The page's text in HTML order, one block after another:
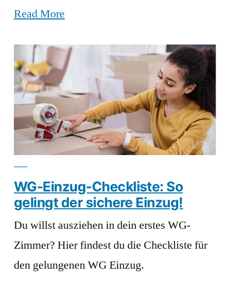
Read More
WG-Einzug-Checkliste: So
gelingt der sichere Einzug!
Du willst ausziehen in dein erstes WG-
Zimmer? Hier findest du die Checkliste für
den gelungenen WG Einzug.